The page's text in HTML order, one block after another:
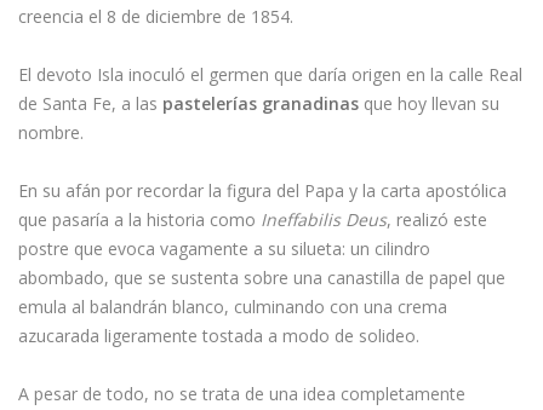
creencia el 8 de diciembre de 1854.
El devoto Isla inoculó el germen que daría origen en la calle Real
de Santa Fe, a las pastelerías granadinas que hoy llevan su
nombre.
En su afán por recordar la figura del Papa y la carta apostólica
que pasaría a la historia como Ineffabilis Deus, realizó este
postre que evoca vagamente a su silueta: un cilindro
abombado, que se sustenta sobre una canastilla de papel que
emula al balandrán blanco, culminando con una crema
azucarada ligeramente tostada a modo de solideo.
A pesar de todo, no se trata de una idea completamente